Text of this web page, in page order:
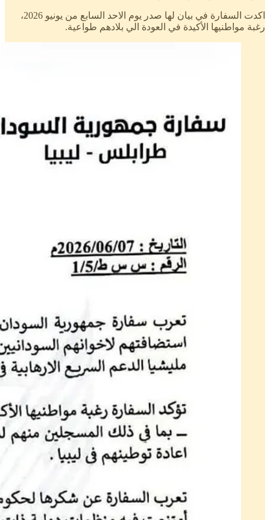
اكدت السفارة في بيان لها صدر يوم الاحد السابع من يونيو 2026،
رغبة مواطنيها الأكيدة في العودة الي بلادهم طواعية.